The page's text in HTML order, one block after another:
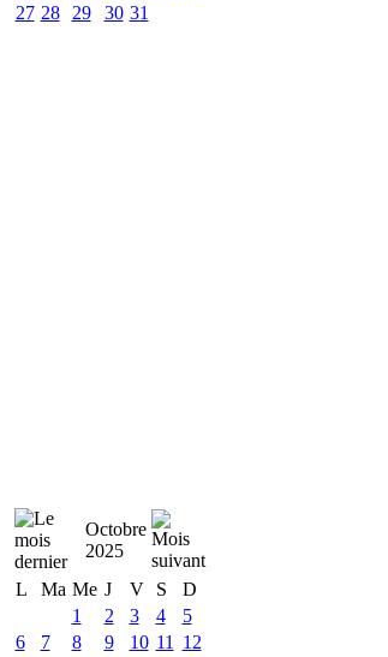
27 28 29 30 31
Octobre
2025
L
Ma Me J V S
D
1
2 3 4
5
6
7 8 9 10 11
12